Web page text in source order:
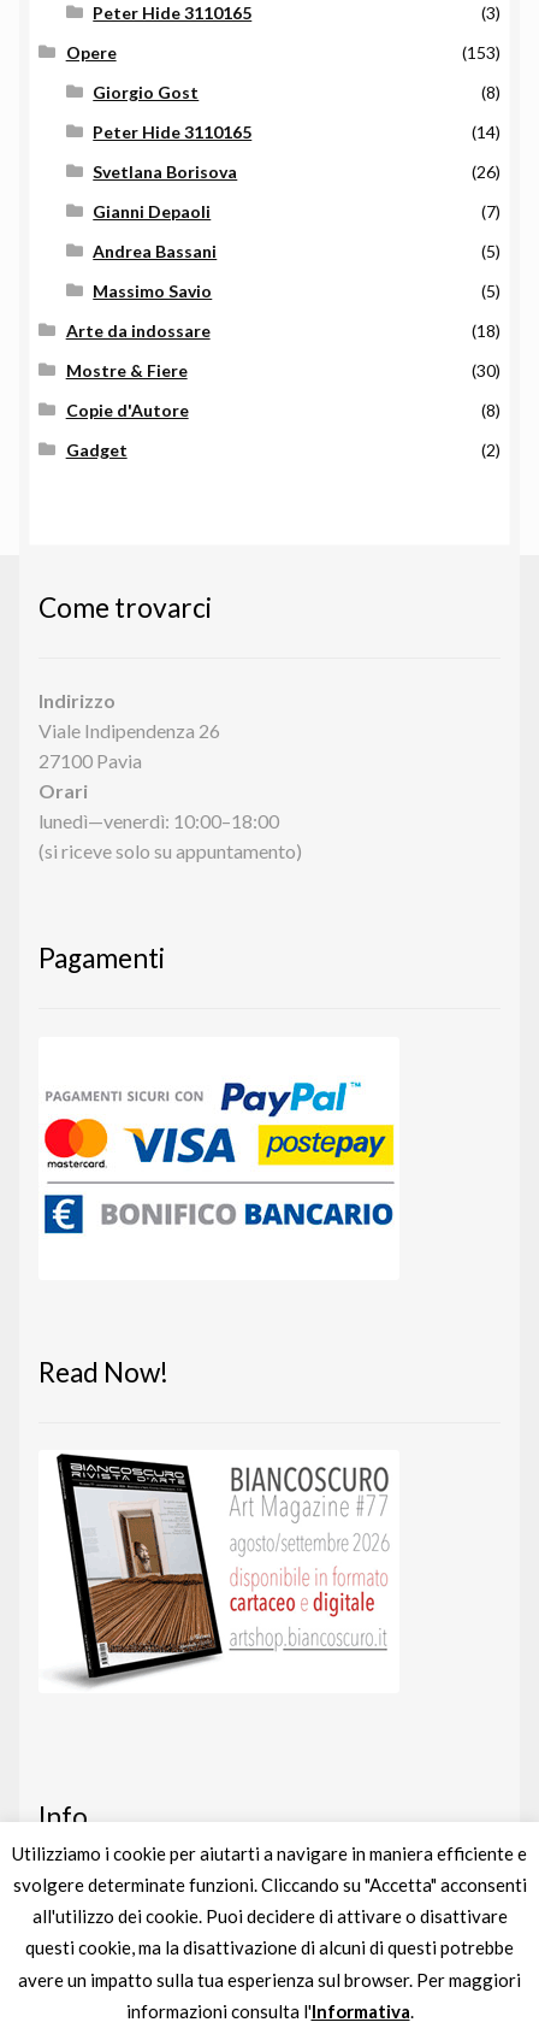
Peter Hide 3110165
(3)
Opere
(153)
Giorgio Gost
(8)
Peter Hide 3110165
(14)
Svetlana Borisova
(26)
Gianni Depaoli
(7)
Andrea Bassani
(5)
Massimo Savio
(5)
Arte da indossare
(18)
Mostre & Fiere
(30)
Copie d'Autore
(8)
Gadget
(2)
Come trovarci
Indirizzo
Viale Indipendenza 26
27100 Pavia
Orari
lunedì—venerdì: 10:00–18:00
(si riceve solo su appuntamento)
Pagamenti
Read Now!
Info
Art shop nato da un’idea diBIANCOSCURO
Gestito completamente daliberementi
Partita IVA IT04895880963
Utilizziamo i cookie per aiutarti a navigare in maniera efficiente e
svolgere determinate funzioni. Cliccando su "Accetta" acconsenti
all'utilizzo dei cookie. Puoi decidere di attivare o disattivare
questi cookie, ma la disattivazione di alcuni di questi potrebbe
avere un impatto sulla tua esperienza sul browser. Per maggiori
informazioni consulta l'Informativa.